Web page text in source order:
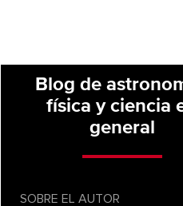
Blog de
física y ciencia
general
SOBRE EL AUTOR